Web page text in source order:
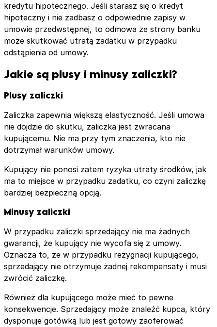
kredytu hipotecznego. Jeśli starasz się o kredyt
hipoteczny i nie zadbasz o odpowiednie zapisy w
umowie przedwstępnej, to odmowa ze strony banku
może skutkować utratą zadatku w przypadku
odstąpienia od umowy.
Jakie są plusy i minusy zaliczki?
Plusy zaliczki
Zaliczka zapewnia większą elastyczność. Jeśli umowa
nie dojdzie do skutku, zaliczka jest zwracana
kupującemu. Nie ma przy tym znaczenia, kto nie
dotrzymał warunków umowy.
Kupujący nie ponosi zatem ryzyka utraty środków, jak
ma to miejsce w przypadku zadatku, co czyni zaliczkę
bardziej bezpieczną opcją.
Minusy zaliczki
W przypadku zaliczki sprzedający nie ma żadnych
gwarancji, że kupujący nie wycofa się z umowy.
Oznacza to, że w przypadku rezygnacji kupującego,
sprzedający nie otrzymuje żadnej rekompensaty i musi
zwrócić zaliczkę.
Również dla kupującego może mieć to pewne
konsekwencje. Sprzedający może znaleźć kupca, który
dysponuje gotówką lub jest gotowy zaoferować